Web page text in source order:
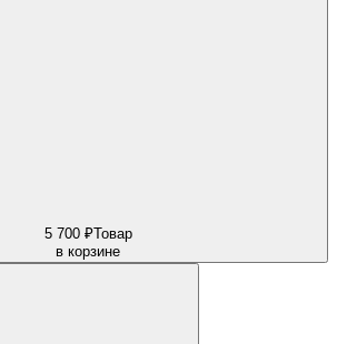
5 700 ₽Товар
в корзине